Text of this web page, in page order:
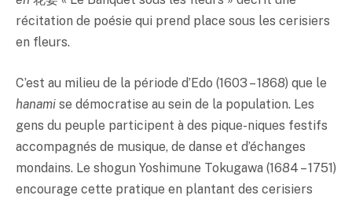
récitation de poésie qui prend place sous les cerisiers
en fleurs.
C’est au milieu de la période d’Edo (1603 – 1868) que le
hanami se démocratise au sein de la population. Les
gens du peuple participent à des pique-niques festifs
accompagnés de musique, de danse et d’échanges
mondains. Le shogun Yoshimune Tokugawa (1684 – 1751)
encourage cette pratique en plantant des cerisiers